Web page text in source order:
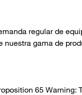
regular de
nuestra gama de
65 Warning: